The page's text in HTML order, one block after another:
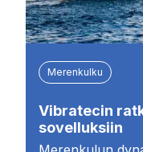
Merenkulku
Vibratecin
sovelluksiin